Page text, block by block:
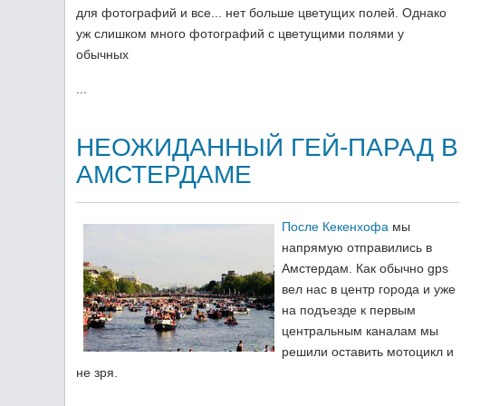
для фотографий и все... нет больше цветущих полей. Однако
уж слишком много фотографий с цветущими полями у
обычных
НЕОЖИДАННЫЙ ГЕЙ-ПАРАД В
АМСТЕРДАМЕ
После Кекенхофа мы
напрямую отправились в
Амстердам. Как обычно gps
вел нас в центр города и уже
на подъезде к первым
центральным каналам мы
решили оставить мотоцикл и
не зря.